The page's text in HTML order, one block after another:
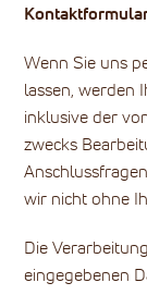
Wenn Sie uns
lassen, werden
inklusive der
zwecks
wir nicht ohne
Die
eingegebenen